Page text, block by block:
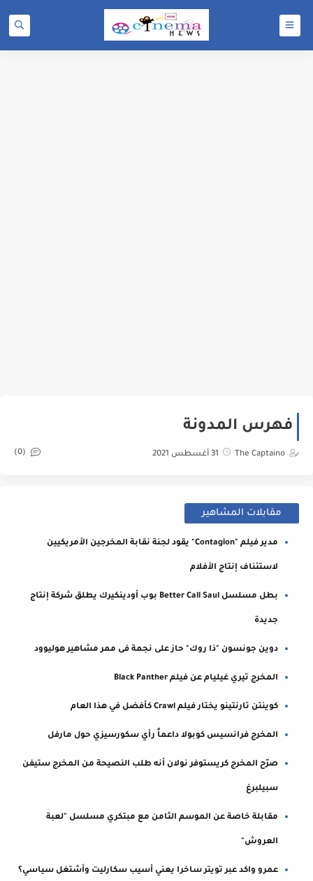
فهرس المدونة
The Captaino 31 أغسطس 2021 (0)
مقابلات المشاهير
مدير فيلم "Contagion" يقود لجنة نقابة المخرجين الأمريكيين
لاستئناف إنتاج الأفلام
بطل مسلسل Better Call Saul بوب أودينكيرك يطلق شركة إنتاج
جديدة
دوين جونسون "ذا روك" حاز على نجمة فى ممر مشاهير هوليوود
المخرج تيري غيليام عن فيلم Black Panther
كوينتن تارنتينو يختار فيلم Crawl كأفضل في هذا العام
المخرج فرانسيس كوبولا داعماً رأي سكورسيزي حول مارفل
صرّح المخرج كريستوفر نولان أنه طلب النصيحة من المخرج ستيفن
سبيلبرغ
مقابلة خاصة عن الموسم الثامن مع مبتكري مسلسل "لعبة
العروش"
عمرو واكد عبر تويتر ساخرا يعني أسيب سكارليت وأشتغل سياسي؟